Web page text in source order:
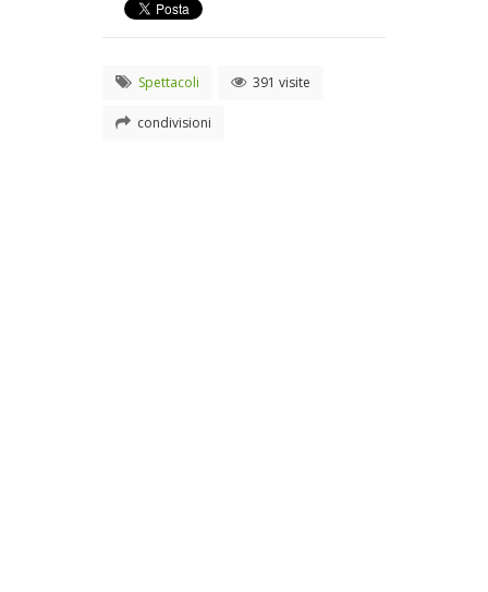
Spettacoli 391 visite
condivisioni